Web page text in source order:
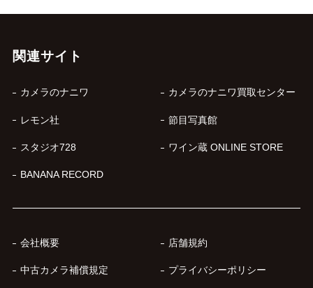
関連サイト
カメラのナニワ カメラのナニワ買取センター
レモン社 節目写真館
スタジオ728 ワイン蔵 ONLINE STORE
BANANA RECORD
会社概要 店舗規約
中古カメラ補償規定 プライバシーポリシー